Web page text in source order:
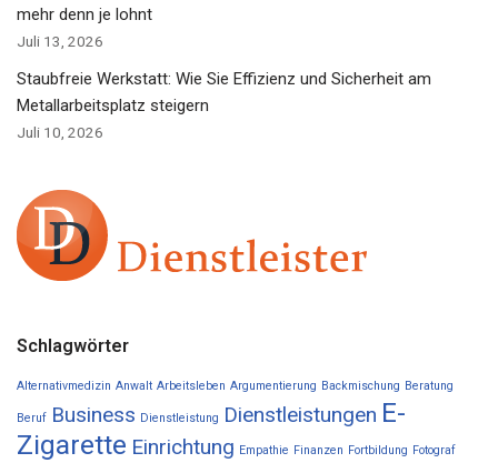
mehr denn je lohnt
Juli 13, 2026
Staubfreie Werkstatt: Wie Sie Effizienz und Sicherheit am
Metallarbeitsplatz steigern
Juli 10, 2026
Schlagwörter
Alternativmedizin Anwalt Arbeitsleben Argumentierung Backmischung Beratung
Beruf Business Dienstleistung Dienstleistungen E-
Zigarette Einrichtung Empathie Finanzen Fortbildung Fotograf